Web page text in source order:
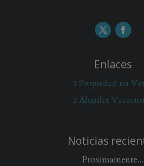
Enlaces
Propiedad en
Alquiler
Noticias
Proximamente...